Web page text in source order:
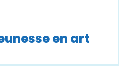
en art